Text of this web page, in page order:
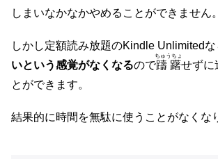
しまいなかなかやめることができません。
しかし定額読み放題のKindle Unlimitedな
いという感覚がなくなるので躊躇
ちゅうちょ
せずに
とができます。
結果的に時間を無駄に使うことがなくな